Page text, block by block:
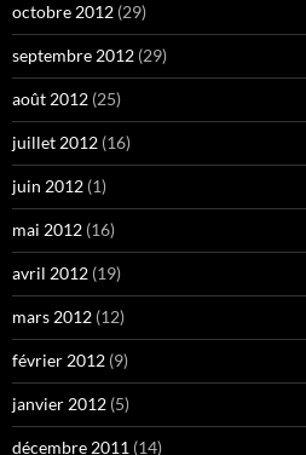
octobre 2012 (29)
septembre 2012 (29)
août 2012 (25)
juillet 2012 (16)
juin 2012 (1)
mai 2012 (16)
avril 2012 (19)
mars 2012 (12)
février 2012 (9)
janvier 2012 (5)
décembre 2011 (14)